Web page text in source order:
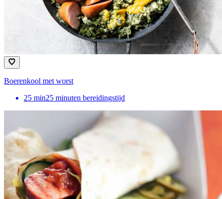
Boerenkool met worst
25 min25 minuten bereidingstijd